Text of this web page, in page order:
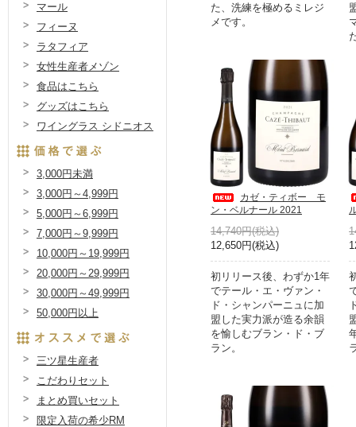
た、洗練を極めるミレジ
メです。
カゼ・ティボー モ
ン・ベルナール 2021
14,740円(税込)
12,650円(税込)
初リリース後、わずか1年
でテール・エ・ヴァン・
ド・シャンパーニュに加
盟した実力派が造る余韻
を愉しむブラン・ド・ブ
ラン。
マール
フィーヌ
ラタフィア
女性生産者メゾン
食品はこちら
グッズはこちら
ワイングラス シドニオス
3,000円未満
3,000円～4,999円
5,000円～6,999円
7,000円～9,999円
10,000円～19,999円
20,000円～29,999円
30,000円～49,999円
50,000円以上
三ツ星生産者
こだわりセット
まとめ買いセット
限定入荷の希少RM